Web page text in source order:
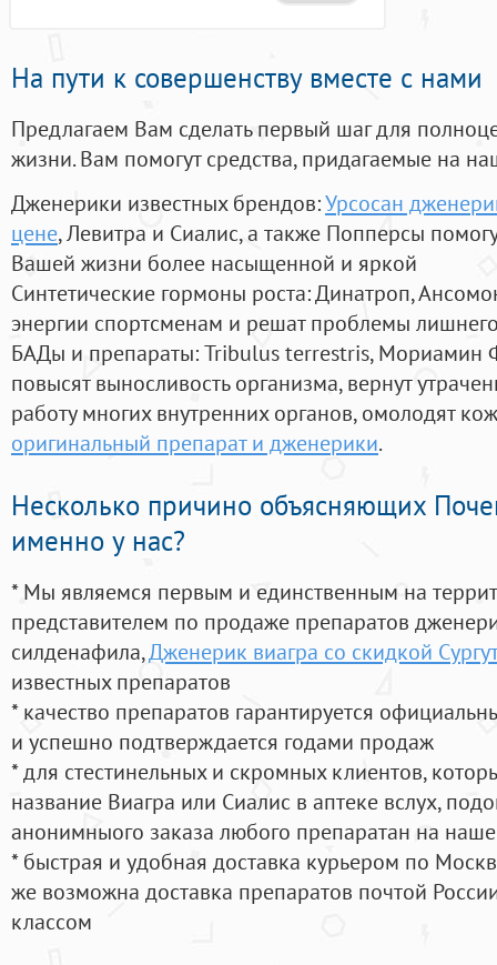
На пути к совершенству вместе с нами
Предлагаем Вам сделать первый шаг для
жизни. Вам помогут средства, придагаемые на
Дженерики известных брендов:Урсосан
цене, Левитра и Сиалис, а также Попперсы
Вашей жизни более насыщенной и яркой
Синтетические гормоны роста: Динатроп,
энергии спортсменам и решат проблемы
БАДы и препараты:Tribulus terrestris, Мориамин
повысят выносливость организма, вернут
работу многих внутренних органов, омолодят
оригинальный препарат и дженерики.
Несколько причино объясняющих
именно у нас?
* Мы являемся первым и единственным на
представителем по продаже препаратов
силденафила,Дженерик виагра со скидкой Сургут
известных препаратов
* качество препаратов гарантируется
и успешно подтверждается годами продаж
* для стестинельных и скромных клиентов,
название Виагра или Сиалис в аптеке вслух,
анонимныого заказа любого препаратан на
* быстрая и удобная доставка курьером по
же возможна доставка препаратов почтой
классом